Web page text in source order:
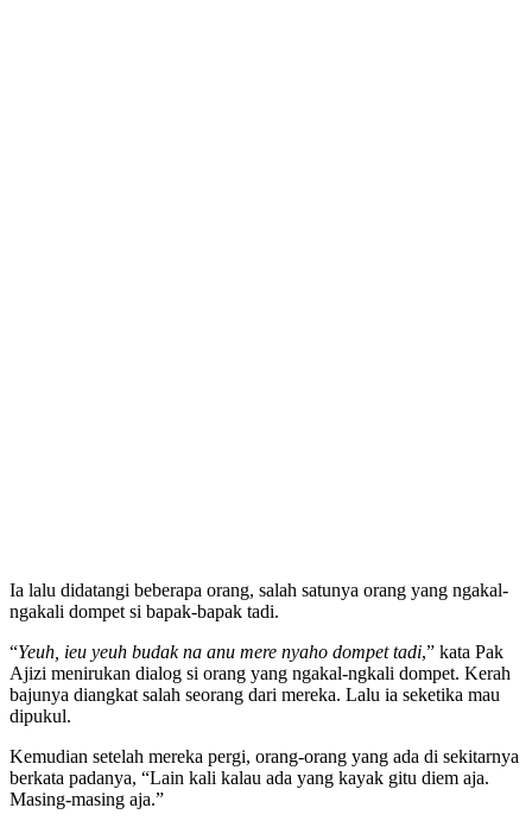
Ia lalu didatangi beberapa orang, salah satunya orang yang ngakal-
ngakali dompet si bapak-bapak tadi.
“Yeuh, ieu yeuh budak na anu mere nyaho dompet tadi,” kata Pak
Ajizi menirukan dialog si orang yang ngakal-ngkali dompet. Kerah
bajunya diangkat salah seorang dari mereka. Lalu ia seketika mau
dipukul.
Kemudian setelah mereka pergi, orang-orang yang ada di sekitarnya
berkata padanya, “Lain kali kalau ada yang kayak gitu diem aja.
Masing-masing aja.”